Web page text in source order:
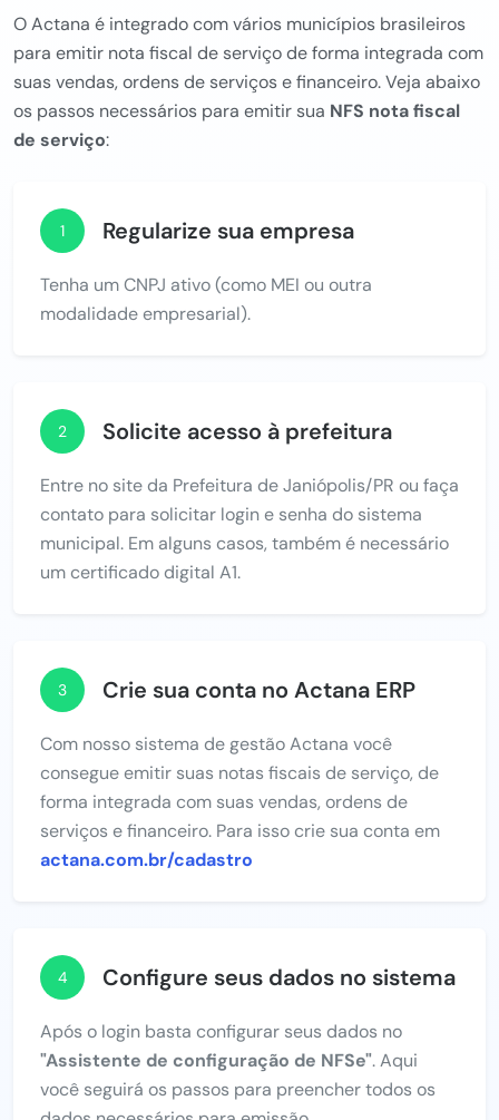
O Actana é integrado com vários municípios brasileiros
para emitir nota fiscal de serviço de forma integrada com
suas vendas, ordens de serviços e financeiro. Veja abaixo
os passos necessários para emitir sua NFS nota fiscal
de serviço:
1 Regularize sua empresa
Tenha um CNPJ ativo (como MEI ou outra
modalidade empresarial).
2 Solicite acesso à prefeitura
Entre no site da Prefeitura de Janiópolis/PR ou faça
contato para solicitar login e senha do sistema
municipal. Em alguns casos, também é necessário
um certificado digital A1.
3 Crie sua conta no Actana ERP
Com nosso sistema de gestão Actana você
consegue emitir suas notas fiscais de serviço, de
forma integrada com suas vendas, ordens de
serviços e financeiro. Para isso crie sua conta em
actana.com.br/cadastro
4 Configure seus dados no sistema
Após o login basta configurar seus dados no
"Assistente de configuração de NFSe". Aqui
você seguirá os passos para preencher todos os